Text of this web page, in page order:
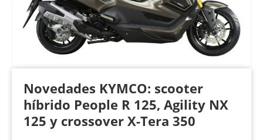
Novedades KYMCO: scooter
híbrido People R 125, Agility NX
125 y crossover X-Tera 350